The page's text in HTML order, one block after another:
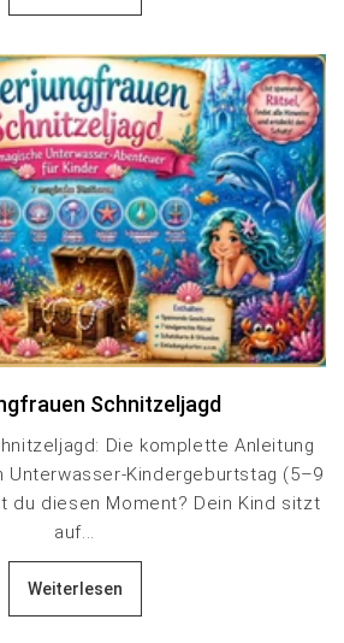
Schnitzeljagd
Die komplette Anleitung
Unterwasser-Kindergeburtstag (5–9
du diesen Moment? Dein Kind sitzt
auf...
Weiterlesen